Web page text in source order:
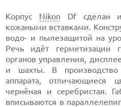
Корпус Nikon Df сделан
кожаными вставками.
водо- и пылезащитой на
Речь идёт герметизации
органов управления,
и шахты. В
аппарата, отличающиеся
чернёная и серебристая.
вписываются в